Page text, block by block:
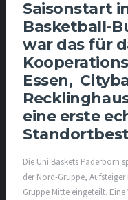
Saisonstart
Basketball-
war das für
Essen,
eine erste
Die Uni Baskets Paderborn
der Nord-Gruppe,
Gruppe Mitte eingeteilt.